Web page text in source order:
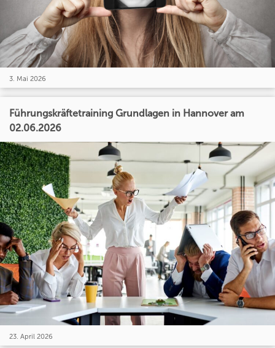
3. Mai 2026
Führungskräftetraining Grundlagen in Hannover am
02.06.2026
23. April 2026